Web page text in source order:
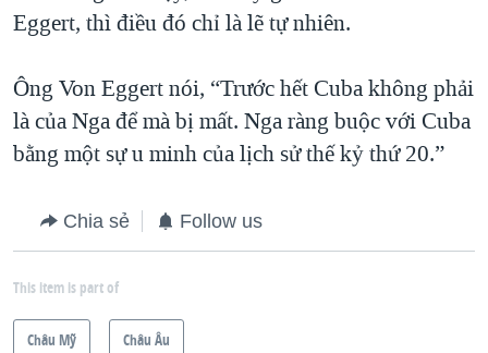
Eggert, thì điều đó chỉ là lẽ tự nhiên.
Ông Von Eggert nói, “Trước hết Cuba không phải
là của Nga để mà bị mất. Nga ràng buộc với Cuba
bằng một sự u minh của lịch sử thế kỷ thứ 20.”
Chia sẻ Follow us
This item is part of
Châu Mỹ Châu Âu